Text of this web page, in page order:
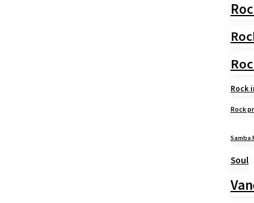
Rock
Rock
Samba
Soul